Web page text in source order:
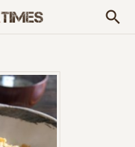
search